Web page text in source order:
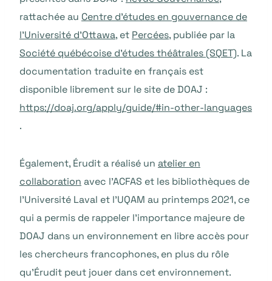
rattachée au Centre d’études en gouvernance de
l’Université d’Ottawa, et Percées, publiée par la
Société québécoise d’études théâtrales (SQET). La
documentation traduite en français est
disponible librement sur le site de DOAJ :
https://doaj.org/apply/guide/#in-other-languages
.
Également, Érudit a réalisé un atelier en
collaboration avec l’ACFAS et les bibliothèques de
l’Université Laval et l’UQAM au printemps 2021, ce
qui a permis de rappeler l’importance majeure de
DOAJ dans un environnement en libre accès pour
les chercheurs francophones, en plus du rôle
qu’Érudit peut jouer dans cet environnement.